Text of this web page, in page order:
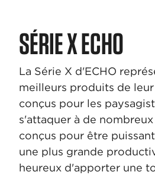
SÉRIE X ECHO
La Série X d'ECHO
meilleurs produits de
conçus pour les
s'attaquer à de
conçus pour être
une plus grande
heureux d'apporter une